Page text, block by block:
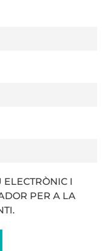
I
PER A LA